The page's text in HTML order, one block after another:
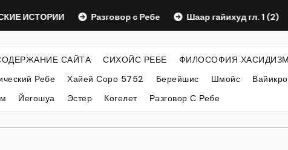
Разговор с Ребе Шаар гайихуд гл. 1 (2)
САЙТА СИХОЙС РЕБЕ ФИЛОСОФИЯ
Ребе
Хайей Соро 5752 Берейшис Шмойс Вайикро
Йегошуа Эстер Когелет Разговор С Ребе